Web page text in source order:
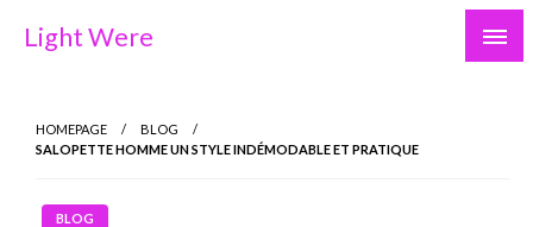
Light Were
HOMEPAGE
BLOG
SALOPETTE HOMME UN STYLE INDÉMODABLE ET PRATIQUE
BLOG